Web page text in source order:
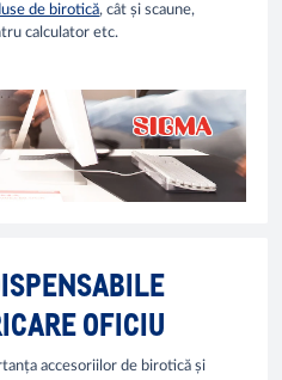
de birotică, cât și scaune,
calculator etc.
OFICIU
accesoriilor de birotică și